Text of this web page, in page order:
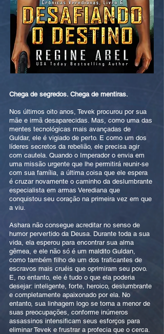
Chega de segredos. Chega de mentiras.
Nos últimos oito anos, Tevek procurou por sua
mãe e irmã desaparecidas. Mas, como uma das
mentes tecnológicas mais avançadas de
Guldar, ele é vigiado de perto. E como um dos
líderes secretos da rebelião, ele precisa agir
com cautela. Quando o Imperador o envia em
uma missão urgente que lhe permitirá reunir-se
com sua família, a última coisa que ele espera
é cruzar novamente o caminho da deslumbrante
especialista em armas Verediana que
conquistou seu coração na primeira vez em que
a viu.
Ashara não consegue acreditar no senso de
humor pervertido da Deusa. Durante toda a sua
vida, ela esperou para encontrar sua alma
gêmea, e ele não só é um maldito Guldan,
como também filho de um dos traficantes de
escravos mais cruéis que oprimiram seu povo.
E, no entanto, ele é tudo o que ela poderia
desejar: inteligente, forte, heroico, deslumbrante
e completamente apaixonado por ela. No
entanto, sua linhagem logo se torna a menor de
suas preocupações, conforme inúmeros
assassinos intensificam seus esforços para
eliminar Tevek e frustrar a profecia que o cerca.